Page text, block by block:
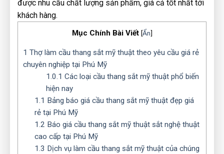
được nhu cầu chất lượng sản phẩm, giá cả tốt nhất tới
khách hàng.
Mục Chính Bài Viết [Ẩn]
1 Thợ làm cầu thang sắt mỹ thuật theo yêu cầu giá rẻ
chuyên nghiệp tại Phú Mỹ
1.0.1 Các loại cầu thang sắt mỹ thuật phổ biến
hiện nay
1.1 Bảng báo giá cầu thang sắt mỹ thuật đẹp giá
rẻ tại Phú Mỹ
1.2 Báo giá cầu thang sắt mỹ thuật sắt nghệ thuật
cao cấp tại Phú Mỹ
1.3 Dịch vụ làm cầu thang sắt mỹ thuật của chúng